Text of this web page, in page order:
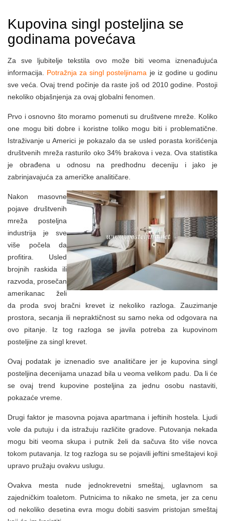
Kupovina singl posteljina se
godinama povećava
Za sve ljubitelje tekstila ovo može biti veoma iznenađujuća
informacija. Potražnja za singl posteljinama je iz godine u godinu
sve veća. Ovaj trend počinje da raste još od 2010 godine. Postoji
nekoliko objašnjenja za ovaj globalni fenomen.
Prvo i osnovno što moramo pomenuti su društvene mreže. Koliko
one mogu biti dobre i koristne toliko mogu biti i problematične.
Istraživanje u Americi je pokazalo da se usled porasta korišćenja
društvenih mreža rasturilo oko 34% brakova i veza. Ova statistika
je obrađena u odnosu na predhodnu deceniju i jako je
zabrinjavajuća za američke analitičare.
Nakon masovne
pojave društvenih
mreža posteljna
industrija je sve
više počela da
profitira. Usled
brojnih raskida ili
razvoda, prosečan
amerikanac želi
da proda svoj bračni krevet iz nekoliko razloga. Zauzimanje
prostora, secanja ili nepraktičnost su samo neka od odgovara na
ovo pitanje. Iz tog razloga se javila potreba za kupovinom
posteljine za singl krevet.
Ovaj podatak je iznenadio sve analitičare jer je kupovina singl
posteljina decenijama unazad bila u veoma velikom padu. Da li će
se ovaj trend kupovine posteljina za jednu osobu nastaviti,
pokazaće vreme.
Drugi faktor je masovna pojava apartmana i jeftinih hostela. Ljudi
vole da putuju i da istražuju različite gradove. Putovanja nekada
mogu biti veoma skupa i putnik želi da sačuva što više novca
tokom putavanja. Iz tog razloga su se pojavili jeftini smeštajevi koji
upravo pružaju ovakvu uslugu.
Ovakva mesta nude jednokrevetni smeštaj, uglavnom sa
zajedničkim toaletom. Putnicima to nikako ne smeta, jer za cenu
od nekoliko desetina evra mogu dobiti sasvim pristojan smeštaj